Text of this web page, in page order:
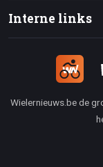
Interne links
Wielernieuws.be de